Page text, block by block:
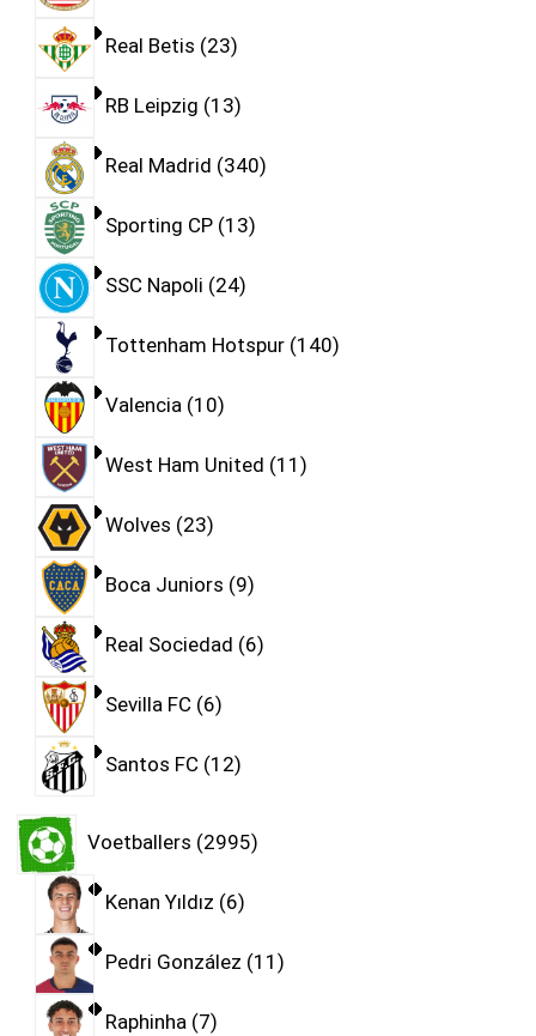
Real Betis 23
RB Leipzig 13
Real Madrid 340
Sporting CP 13
SSC Napoli 24
Tottenham Hotspur 140
Valencia 10
West Ham United 11
Wolves 23
Boca Juniors 9
Real Sociedad 6
Sevilla FC 6
Santos FC 12
Voetballers 2995
Kenan Yıldız 6
Pedri González 11
Raphinha 7